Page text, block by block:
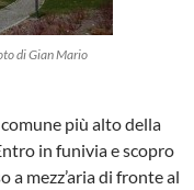
di Gian Mario
più alto della
in funivia e scopro
a mezz’aria di fronte al